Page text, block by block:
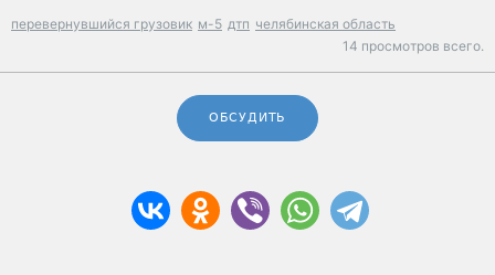
перевернувшийся грузовик м-5 дтп челябинская область
14 просмотров всего.
ОБСУДИТЬ